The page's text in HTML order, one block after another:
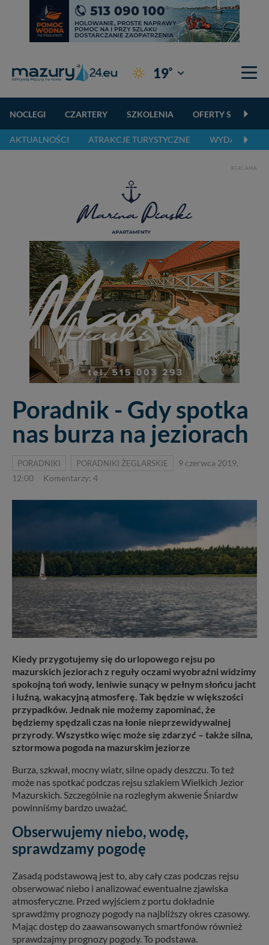
19° Giżycko
NOCLEGI CZARTERY SZKOLENIA OFERTY
AKTUALNOŚCI ATRAKCJE TURYSTYCZNE WYDARZENIA
REKLAMA
Poradnik - Gdy spotka
nas burza na jeziorach
PORADNIKI PORADNIKI ŻEGLARSKIE
9 czerwca 2019,
12:00
Komentarzy: 4
Kiedy przygotujemy się do urlopowego rejsu po
mazurskich jeziorach z reguły oczami wyobraźni widzimy
spokojną toń wody, leniwie sunący w pełnym słońcu jacht
i luźną, wakacyjną atmosferę. Tak będzie w większości
przypadków. Jednak nie możemy zapominać, że
będziemy spędzali czas na łonie nieprzewidywalnej
przyrody. Wszystko więc może się zdarzyć – także silna,
sztormowa pogoda na mazurskim jeziorze
Burza, szkwał, mocny wiatr, silne opady deszczu. To też
może nas spotkać podczas rejsu szlakiem Wielkich Jezior
Mazurskich. Szczególnie na rozległym akwenie Śniardw
powinniśmy bardzo uważać.
Obserwujemy niebo, wodę,
sprawdzamy pogodę
Zasadą podstawową jest to, aby cały czas podczas rejsu
obserwować niebo i analizować ewentualne zjawiska
atmosferyczne. Przed wyjściem z portu dokładnie
sprawdźmy prognozy pogody na najbliższy okres czasowy.
Mając dostęp do zaawansowanych smartfonów również
sprawdzajmy prognozy pogody. To podstawa.